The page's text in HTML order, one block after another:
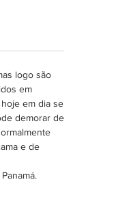
logo são
em
em dia se
demorar de
e de